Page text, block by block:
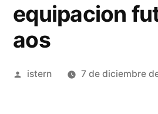
equipacion
aos
Publicado
istern 7 de diciembre